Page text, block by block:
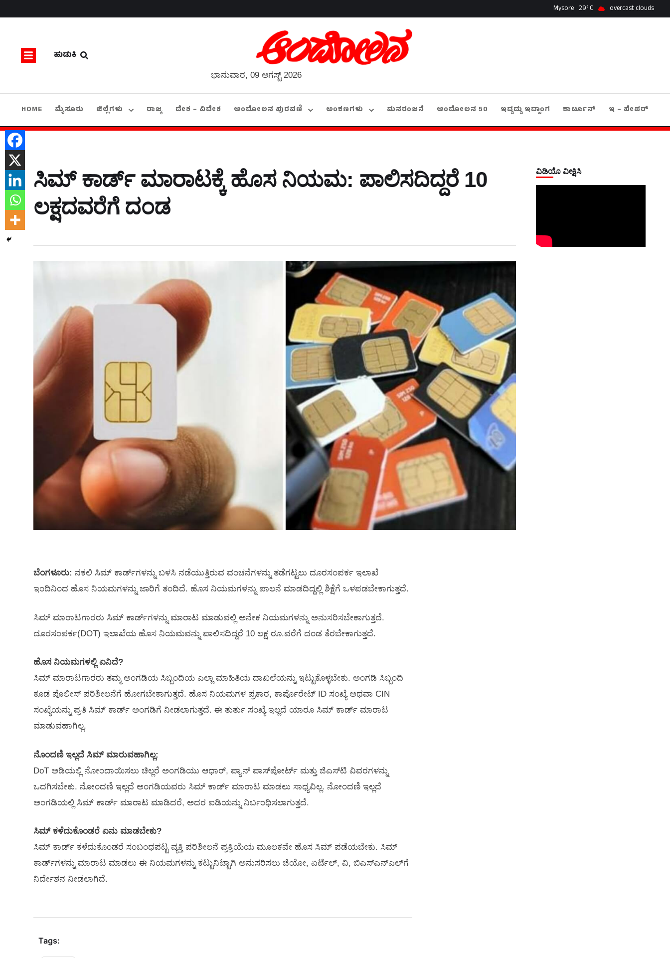
Mysore 29 overcast clouds
ಹುಡುಕಿ
ಭಾನುವಾರ, 09 ಆಗಸ್ಟ್ 2026
HOME ಮೈಸೂರು ಜಿಲ್ಲೆಗಳು ರಾಜ್ಯ ದೇಶ – ವಿದೇಶ ಆಂದೋಲನ ಪುರವಣಿ ಅಂಕಣಗಳು ಮನರಂಜನೆ ಆಂದೋಲನ 50 ಇದ್ದದ್ದು ಇದ್ಹಾಂಗ ಕಾರ್ಟೂನ್ ಇ – ಪೇಪರ್
ಸಿಮ್‌ ಕಾರ್ಡ್‌ ಮಾರಾಟಕ್ಕೆ ಹೊಸ ನಿಯಮ: ಪಾಲಿಸದಿದ್ದರೆ 10
ಲಕ್ಷದವರೆಗೆ ದಂಡ
ಬೆಂಗಳೂರು: ನಕಲಿ ಸಿಮ್‌ ಕಾರ್ಡ್‌ಗಳನ್ನು ಬಳಸಿ ನಡೆಯುತ್ತಿರುವ ವಂಚನೆಗಳನ್ನು ತಡೆಗಟ್ಟಲು ದೂರಸಂಪರ್ಕ ಇಲಾಖೆ
ಇಂದಿನಿಂದ ಹೊಸ ನಿಯಮಗಳನ್ನು ಜಾರಿಗೆ ತಂದಿದೆ. ಹೊಸ ನಿಯಮಗಳನ್ನು ಪಾಲನೆ ಮಾಡದಿದ್ದಲ್ಲಿ ಶಿಕ್ಷೆಗೆ ಒಳಪಡಬೇಕಾಗುತ್ತದೆ.
ಸಿಮ್‌ ಮಾರಾಟಗಾರರು ಸಿಮ್ ಕಾರ್ಡ್‌ಗಳನ್ನು ಮಾರಾಟ ಮಾಡುವಲ್ಲಿ ಅನೇಕ ನಿಯಮಗಳನ್ನು ಅನುಸರಿಸಬೇಕಾಗುತ್ತದೆ.
ದೂರಸಂಪರ್ಕ(DOT) ಇಲಾಖೆಯ ಹೊಸ ನಿಯಮವನ್ನು ಪಾಲಿಸದಿದ್ದರೆ 10 ಲಕ್ಷ ರೂ.ವರೆಗೆ ದಂಡ ತೆರಬೇಕಾಗುತ್ತದೆ.
ಹೊಸ ನಿಯಮಗಳಲ್ಲಿ ಏನಿದೆ?
ಸಿಮ್ ಮಾರಾಟಗಾರರು ತಮ್ಮ ಅಂಗಡಿಯ ಸಿಬ್ಬಂದಿಯ ಎಲ್ಲಾ ಮಾಹಿತಿಯ ದಾಖಲೆಯನ್ನು ಇಟ್ಟುಕೊಳ್ಳಬೇಕು. ಅಂಗಡಿ ಸಿಬ್ಬಂದಿ
ಕೂಡ ಪೊಲೀಸ್ ಪರಿಶೀಲನೆಗೆ ಹೋಗಬೇಕಾಗುತ್ತದೆ. ಹೊಸ ನಿಯಮಗಳ ಪ್ರಕಾರ, ಕಾರ್ಪೊರೇಟ್ ID ಸಂಖ್ಯೆ ಅಥವಾ CIN
ಸಂಖ್ಯೆಯನ್ನು ಪ್ರತಿ ಸಿಮ್‌ ಕಾರ್ಡ್ ಅಂಗಡಿಗೆ ನೀಡಲಾಗುತ್ತದೆ. ಈ ತುರ್ತು ಸಂಖ್ಯೆ ಇಲ್ಲದೆ ಯಾರೂ ಸಿಮ್ ಕಾರ್ಡ್ ಮಾರಾಟ
ಮಾಡುವಹಾಗಿಲ್ಲ.
ನೊಂದಣಿ ಇಲ್ಲದೆ ಸಿಮ್‌ ಮಾರುವಹಾಗಿಲ್ಲ:
DoT ಅಡಿಯಲ್ಲಿ ನೋಂದಾಯಿಸಲು ಚಿಲ್ಲರೆ ಅಂಗಡಿಯು ಆಧಾರ್, ಪ್ಯಾನ್‌ ಪಾಸ್‌ಪೋರ್ಟ್ ಮತ್ತು ಜಿಎಸ್‌ಟಿ ವಿವರಗಳನ್ನು
ಒದಗಿಸಬೇಕು. ನೋಂದಣಿ ಇಲ್ಲದೆ ಅಂಗಡಿಯವರು ಸಿಮ್ ಕಾರ್ಡ್ ಮಾರಾಟ ಮಾಡಲು ಸಾಧ್ಯವಿಲ್ಲ. ನೋಂದಣಿ ಇಲ್ಲದೆ
ಅಂಗಡಿಯಲ್ಲಿ ಸಿಮ್ ಕಾರ್ಡ್‌ ಮಾರಾಟ ಮಾಡಿದರೆ, ಅದರ ಐಡಿಯನ್ನು ನಿರ್ಬಂಧಿಸಲಾಗುತ್ತದೆ.
ಸಿಮ್‌ ಕಳೆದುಕೊಂಡರೆ ಏನು ಮಾಡಬೇಕು?
ಸಿಮ್ ಕಾರ್ಡ್ ಕಳೆದುಕೊಂಡರೆ ಸಂಬಂಧಪಟ್ಟ ವ್ಯಕ್ತಿ ಪರಿಶೀಲನೆ ಪ್ರಕ್ರಿಯೆಯ ಮೂಲಕವೇ ಹೊಸ ಸಿಮ್‌ ಪಡೆಯಬೇಕು. ಸಿಮ್
ಕಾರ್ಡ್‌ಗಳನ್ನು ಮಾರಾಟ ಮಾಡಲು ಈ ನಿಯಮಗಳನ್ನು ಕಟ್ಟುನಿಟ್ಟಾಗಿ ಅನುಸರಿಸಲು ಜಿಯೋ, ಏರ್ಟೆಲ್, ವಿ, ಬಿಎಸ್​ಎನ್​ಎಲ್​ಗೆ
ನಿರ್ದೇಶನ ನೀಡಲಾಗಿದೆ.
Tags:
ವಿಡಿಯೊ ವೀಕ್ಷಿಸಿ